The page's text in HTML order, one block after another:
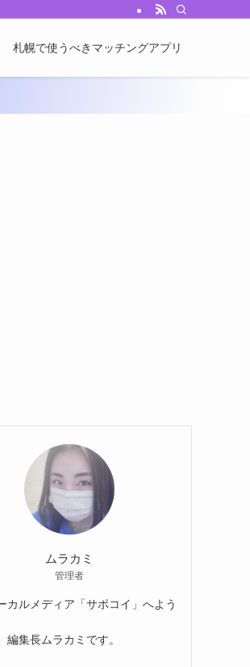
札幌で使うべきマッチングアプリ
ムラカミ
管理者
カルメディア「サポコイ」へよう
編集長ムラカミです。